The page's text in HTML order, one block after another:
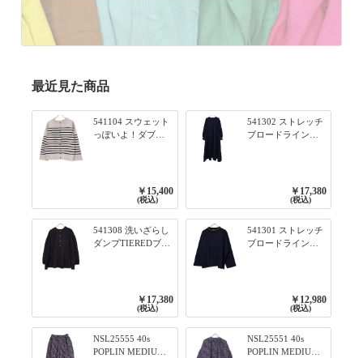
最近見た商品
541104 スウェット
っぽいよ！ダブル
プルオーバー 101オ
フベージュ×ネイビ
￥15,400
(税込)
541302 ストレッチ
ブロードライン入
ワンピース 79ネイ
￥17,380
(税込)
541308 洗いざらし
ダンプTIEREDブシ
￥17,380
(税込)
541301 ストレッチ
ブロードライン入
リブプルオーバー
79ネイビー
￥12,980
(税込)
NSL25555 40s
POPLIN MEDIUM
NSL25551 40s
POPLIN MEDIUM